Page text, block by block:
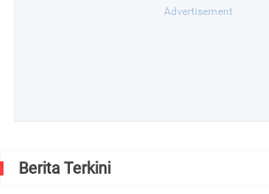
Berita Terkini